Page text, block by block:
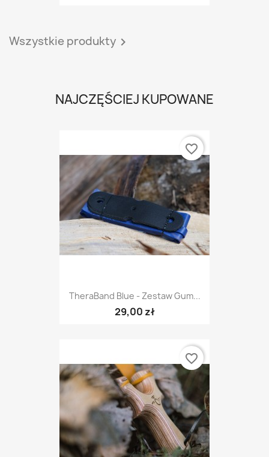
Wszystkie produkty 
NAJCZĘŚCIEJ KUPOWANE
TheraBand Blue - Zestaw Gum...
29,00 zł
favorite_border
favorite_border